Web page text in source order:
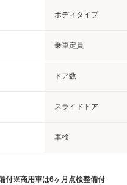
ボディタイプ
乗車定員
ドア数
スライドドア
車検
付※商用車は6ヶ月点検整備付